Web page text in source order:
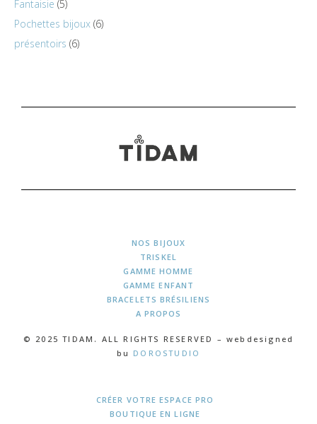
Fantaisie 5
Pochettes bijoux 6
présentoirs 6
NOS BIJOUX
TRISKEL
GAMME HOMME
GAMME ENFANT
BRACELETS BRÉSILIENS
A PROPOS
© 2025 TIDAM. ALL RIGHTS RESERVED – webdesigned
bu DOROSTUDIO
CRÉER VOTRE ESPACE PRO
BOUTIQUE EN LIGNE